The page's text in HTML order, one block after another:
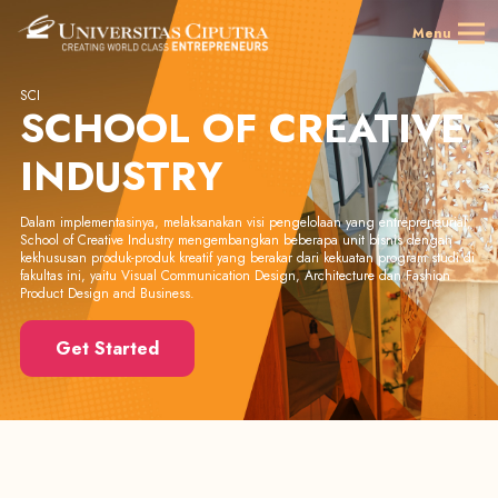
Menu
SCI
SCHOOL OF CREATIVE
INDUSTRY
Dalam implementasinya, melaksanakan visi pengelolaan yang entrepreneurial,
School of Creative Industry mengembangkan beberapa unit bisnis dengan
kekhususan produk-produk kreatif yang berakar dari kekuatan program studi di
fakultas ini, yaitu Visual Communication Design, Architecture dan Fashion
Product Design and Business.
Get Started